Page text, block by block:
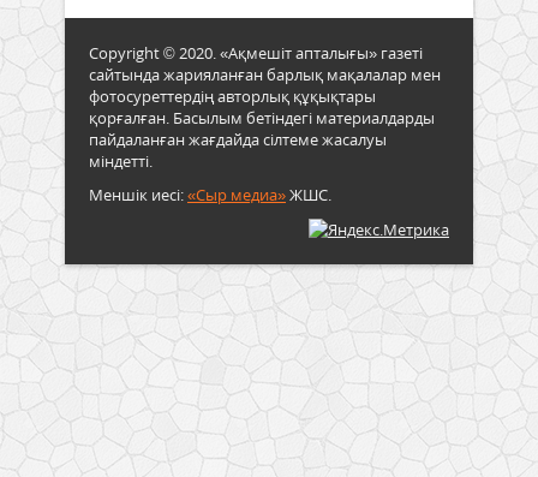
Copyright © 2020. «Ақмешіт апталығы» газеті
сайтында жарияланған барлық мақалалар мен
фотосуреттердің авторлық құқықтары
қорғалған. Басылым бетіндегі материалдарды
пайдаланған жағдайда сілтеме жасалуы
міндетті.
Меншік иесі:«Сыр медиа»ЖШС.